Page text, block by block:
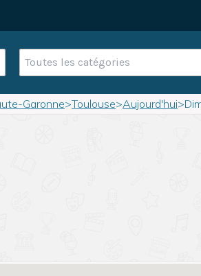
Toutes les catégories
Garonne>Toulouse>Aujourd'hui>